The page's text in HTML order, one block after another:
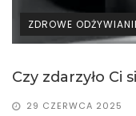
ZDROWE
Czy zdarzyło Ci
29 CZERWCA 2025